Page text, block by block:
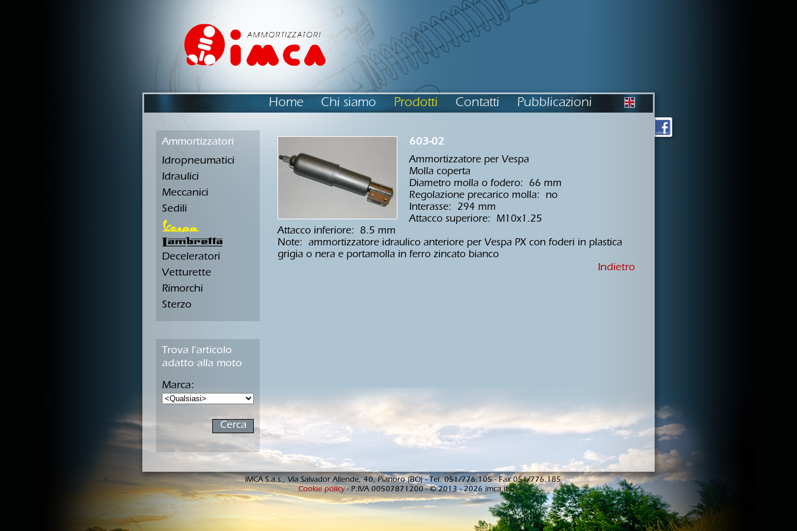
Home Chi siamo Prodotti Contatti Pubblicazioni
Ammortizzatori
Idropneumatici
Idraulici
Meccanici
Sedili
Deceleratori
Vetturette
Rimorchi
Sterzo
Trova l'articolo
adatto alla moto
Marca:
603-02
Ammortizzatore per Vespa
Molla coperta
Diametro molla o fodero: 66 mm
Regolazione precarico molla: no
Interasse: 294 mm
Attacco superiore: M10x1.25
Attacco inferiore: 8.5 mm
Note: ammortizzatore idraulico anteriore per Vespa PX con foderi in plastica
grigia o nera e portamolla in ferro zincato bianco
Indietro
IMCA S.a.s., Via Salvador Allende, 40, Pianoro (BO) - Tel. 051/776.105 - Fax 051/776.185
Cookie policy- P.IVA 00507871200 - © 2013 - 2026 imca.it